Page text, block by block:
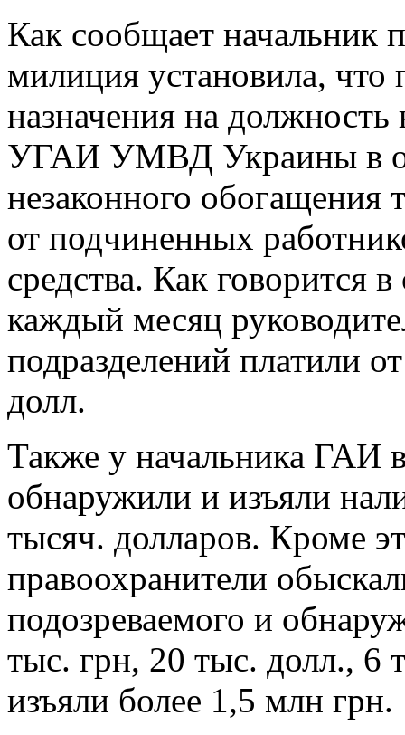
Как сообщает начальник
милиция установила, что
назначения на должность
УГАИ УМВД Украины в
незаконного обогащения
от подчиненных
средства. Как говорится
каждый месяц
подразделений платили
долл.
Также у начальника ГАИ
обнаружили и изъяли
тысяч. долларов. Кроме
правоохранители
подозреваемого и
тыс. грн, 20 тыс. долл., 6
изъяли более 1,5 млн грн.